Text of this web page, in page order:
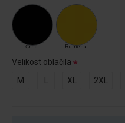
Črna Rumena
Velikost oblačila
M
XL 2XL